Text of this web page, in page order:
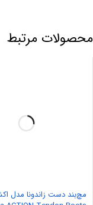
محصولات مرتبط
مچ‌بند دست زاندونا مدل